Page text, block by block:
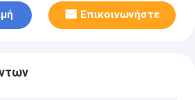
Επικοινωνήστε